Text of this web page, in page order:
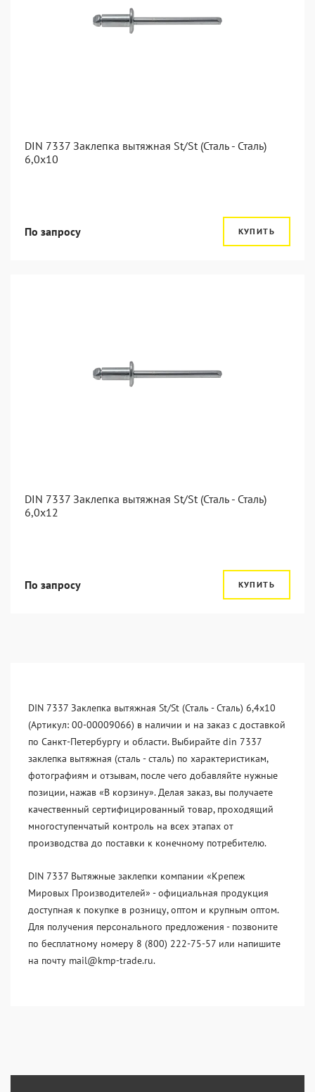
DIN 7337 Заклепка вытяжная St/St (Сталь - Сталь)
6,0x10
По запросу КУПИТЬ
DIN 7337 Заклепка вытяжная St/St (Сталь - Сталь)
6,0x12
По запросу КУПИТЬ
DIN 7337 Заклепка вытяжная St/St (Сталь - Сталь) 6,4x10
(Артикул: 00-00009066) в наличии и на заказ с доставкой
по Санкт-Петербургу и области. Выбирайте din 7337
заклепка вытяжная (сталь - сталь) по характеристикам,
фотографиям и отзывам, после чего добавляйте нужные
позиции, нажав «В корзину». Делая заказ, вы получаете
качественный сертифицированный товар, проходящий
многоступенчатый контроль на всех этапах от
производства до поставки к конечному потребителю.
DIN 7337 Вытяжные заклепки компании «Крепеж
Мировых Производителей» - официальная продукция
доступная к покупке в розницу, оптом и крупным оптом.
Для получения персонального предложения - позвоните
по бесплатному номеру 8 (800) 222-75-57 или напишите
на почту mail@kmp-trade.ru.